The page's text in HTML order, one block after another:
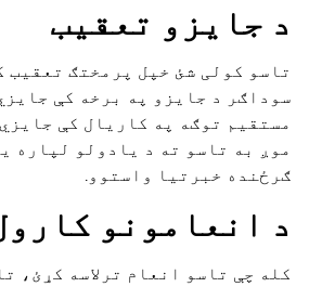
د جایزو تعقیب
تاسو کولی شئ خپل پرمختګ تعقیب
سوداګر د جایزو په برخه کې
مستقیم توګه په کاریال کې
موږ به تاسو ته د یادولو لپاره
ګرځنده خبرتیا واستوو.
د انعامونو
کله چې تاسو انعام ترلاسه کړئ،